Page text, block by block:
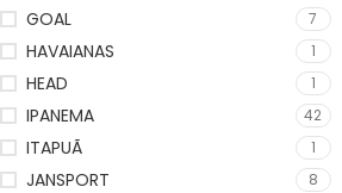
GOAL 7
HAVAIANAS 1
HEAD 1
IPANEMA 42
ITAPUÃ 1
JANSPORT 8